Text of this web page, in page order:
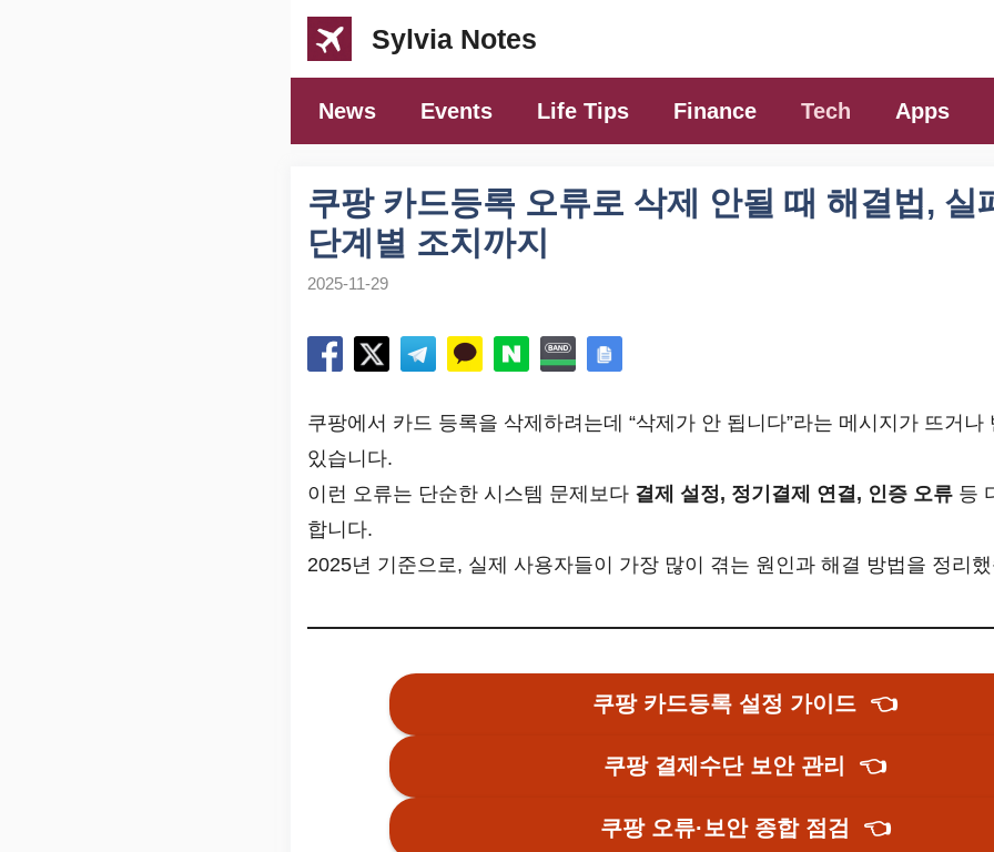
Sylvia Notes
News Events Life Tips Finance Tech Apps
쿠팡 카드등록 오류로 삭제 안될 때 해결법, 실
단계별 조치까지
2025-11-29
쿠팡에서 카드 등록을 삭제하려는데 “삭제가 안 됩니다”라는 메시지가 뜨거나
있습니다.
이런 오류는 단순한 시스템 문제보다 결제 설정, 정기결제 연결, 인증 오류 등
합니다.
2025년 기준으로, 실제 사용자들이 가장 많이 겪는 원인과 해결 방법을 정리
쿠팡 카드등록 설정 가이드 👈
쿠팡 결제수단 보안 관리 👈
쿠팡 오류·보안 종합 점검 👈